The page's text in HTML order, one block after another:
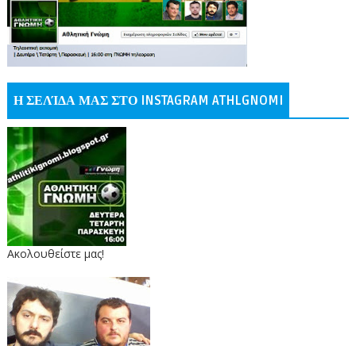
Η ΣΕΛΊΔΑ ΜΑΣ ΣΤΟ INSTAGRAM ATHLGNOMI
Ακολουθείστε μας!